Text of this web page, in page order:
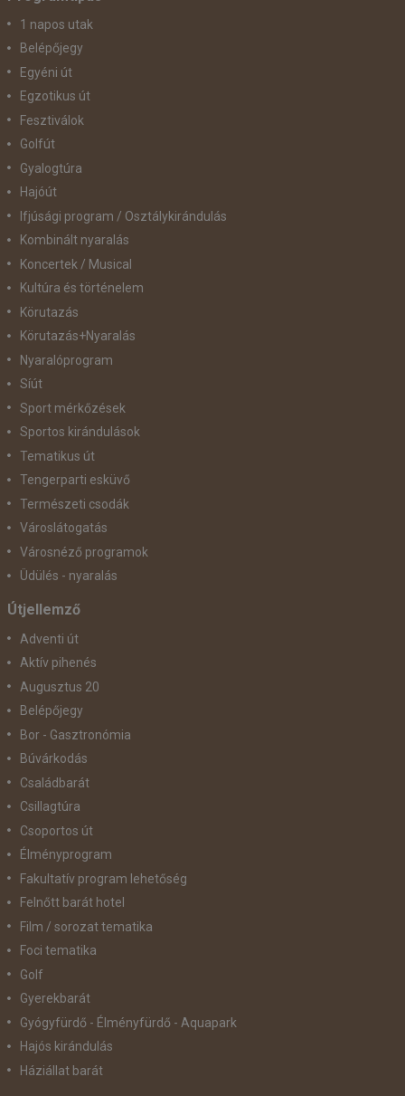
1 napos utak
Belépőjegy
Egyéni út
Egzotikus út
Fesztiválok
Golfút
Gyalogtúra
Hajóút
Ifjúsági program / Osztálykirándulás
Kombinált nyaralás
Koncertek / Musical
Kultúra és történelem
Körutazás
Körutazás+Nyaralás
Nyaralóprogram
Síút
Sport mérkőzések
Sportos kirándulások
Tematikus út
Tengerparti esküvő
Természeti csodák
Városlátogatás
Városnéző programok
Üdülés - nyaralás
Útjellemző
Adventi út
Aktív pihenés
Augusztus 20
Belépőjegy
Bor - Gasztronómia
Búvárkodás
Családbarát
Csillagtúra
Csoportos út
Élményprogram
Fakultatív program lehetőség
Felnőtt barát hotel
Film / sorozat tematika
Foci tematika
Golf
Gyerekbarát
Gyógyfürdő - Élményfürdő - Aquapark
Hajós kirándulás
Háziállat barát